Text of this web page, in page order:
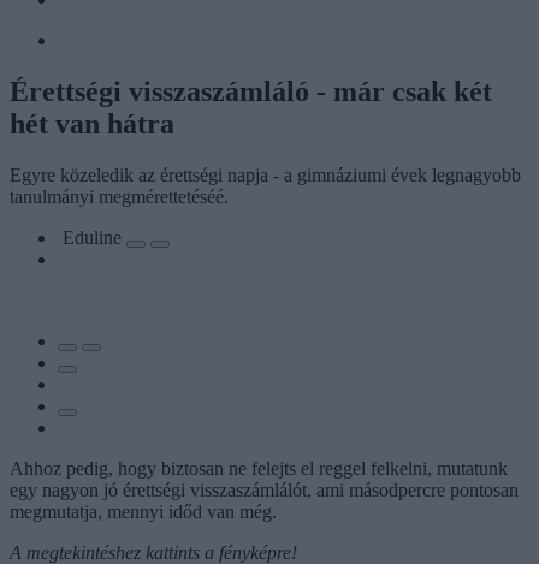
Érettségi visszaszámláló - már csak két
hét van hátra
Egyre közeledik az érettségi napja - a gimnáziumi évek legnagyobb
tanulmányi megmérettetéséé.
Eduline
Ahhoz pedig, hogy biztosan ne felejts el reggel felkelni, mutatunk
egy nagyon jó érettségi visszaszámlálót, ami másodpercre pontosan
megmutatja, mennyi időd van még.
A megtekintéshez kattints a fényképre!